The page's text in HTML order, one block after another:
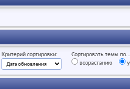
Критерий сортировки:
Сортировать темы по...
возрастанию